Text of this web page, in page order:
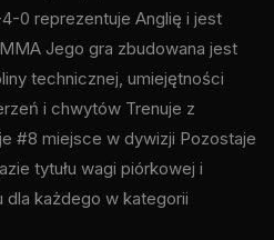
0 reprezentuje Anglię i jest
Jego gra zbudowana jest
technicznej, umiejętności
i chwytów Trenuje z
#8 miejsce w dywizji Pozostaje
tytułu wagi piórkowej i
każdego w kategorii